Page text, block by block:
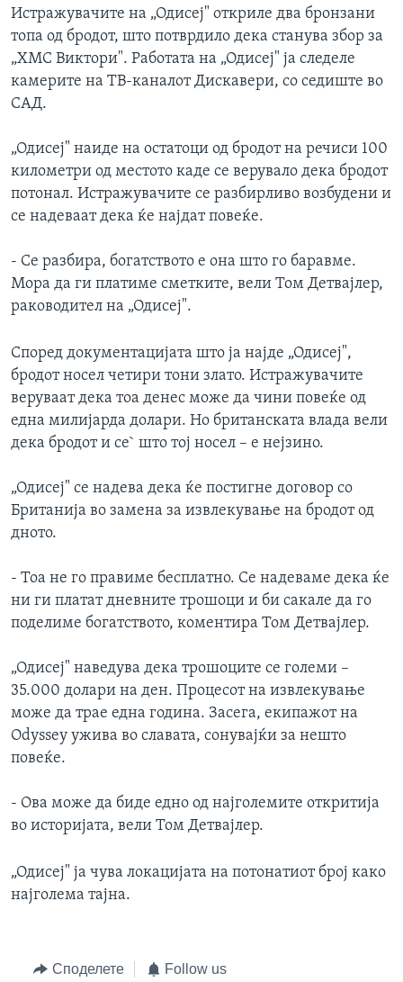
Истражувачите на „Одисеј" откриле два бронзани
топа од бродот, што потврдило дека станува збор за
„ХМС Виктори". Работата на „Одисеј" ја следеле
камерите на ТВ-каналот Дискавери, со седиште во
САД.
„Одисеј" наиде на остатоци од бродот на речиси 100
километри од местото каде се верувало дека бродот
потонал. Истражувачите се разбирливо возбудени и
се надеваат дека ќе најдат повеќе.
- Се разбира, богатството е она што го баравме.
Мора да ги платиме сметките, вели Том Детвајлер,
раководител на „Одисеј".
Според документацијата што ја најде „Одисеј",
бродот носел четири тони злато. Истражувачите
веруваат дека тоа денес може да чини повеќе од
една милијарда долари. Но британската влада вели
дека бродот и се` што тој носел – е нејзино.
„Одисеј" се надева дека ќе постигне договор со
Британија во замена за извлекување на бродот од
дното.
- Тоа не го правиме бесплатно. Се надеваме дека ќе
ни ги платат дневните трошоци и би сакале да го
поделиме богатството, коментира Том Детвајлер.
„Одисеј" наведува дека трошоците се големи –
35.000 долари на ден. Процесот на извлекување
може да трае една година. Засега, екипажот на
Odyssey ужива во славата, сонувајќи за нешто
повеќе.
- Ова може да биде едно од најголемите откритија
во историјата, вели Том Детвајлер.
„Одисеј" ја чува локацијата на потонатиот број како
најголема тајна.
Споделете Follow us